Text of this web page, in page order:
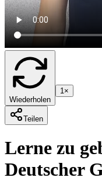
Wiederholen
1×
Teilen
Lerne zu
Deutscher